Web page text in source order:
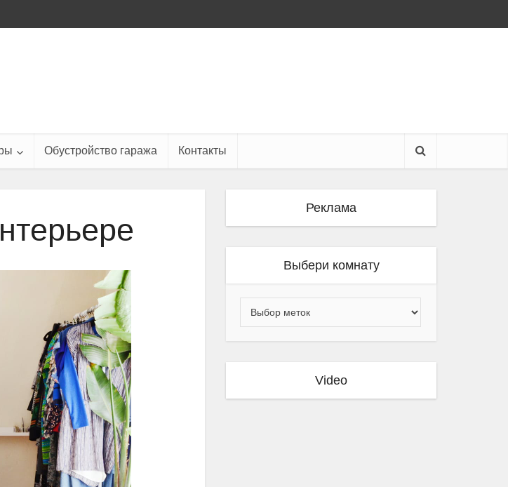
Обустройство гаража Контакты
Реклама
Выбери комнату
Video